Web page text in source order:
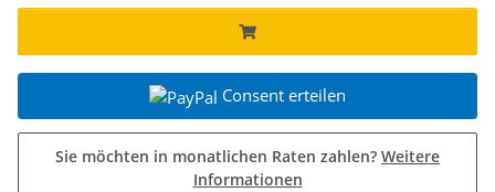
Consent erteilen
Sie möchten in monatlichen Raten zahlen? Weitere
Informationen